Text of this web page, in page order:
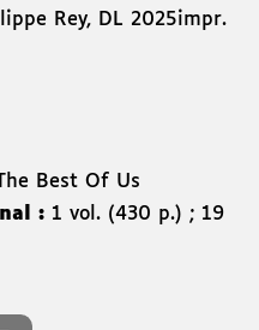
Rey, DL 2025impr.
Best Of Us
: 1 vol. (430 p.) ; 19